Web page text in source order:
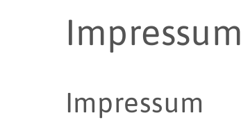
Impressum
Impressum